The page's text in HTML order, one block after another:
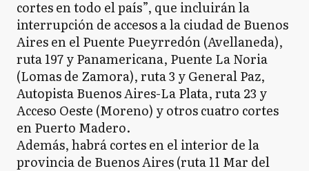
cortes en todo el país”, que incluirán la
interrupción de accesos a la ciudad de Buenos
Aires en el Puente Pueyrredón (Avellaneda),
ruta 197 y Panamericana, Puente La Noria
(Lomas de Zamora), ruta 3 y General Paz,
Autopista Buenos Aires-La Plata, ruta 23 y
Acceso Oeste (Moreno) y otros cuatro cortes
en Puerto Madero.
Además, habrá cortes en el interior de la
provincia de Buenos Aires (ruta 11 Mar del